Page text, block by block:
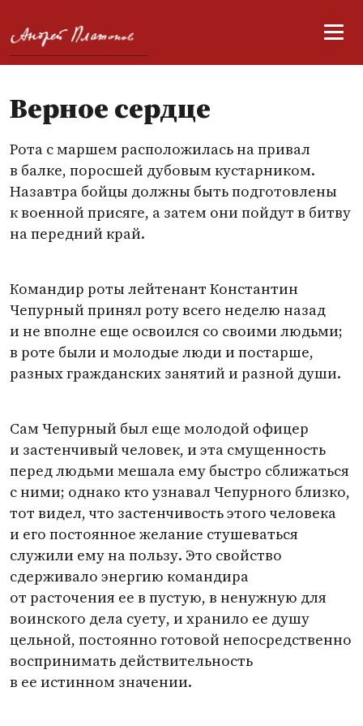
Верное сердце
Рота с маршем расположилась на привал
в балке, поросшей дубовым кустарником.
Назавтра бойцы должны быть подготовлены
к военной присяге, а затем они пойдут в битву
на передний край.
Командир роты лейтенант Константин
Чепурный принял роту всего неделю назад
и не вполне еще освоился со своими людьми;
в роте были и молодые люди и постарше,
разных гражданских занятий и разной души.
Сам Чепурный был еще молодой офицер
и застенчивый человек, и эта смущенность
перед людьми мешала ему быстро сближаться
с ними; однако кто узнавал Чепурного близко,
тот видел, что застенчивость этого человека
и его постоянное желание стушеваться
служили ему на пользу. Это свойство
сдерживало энергию командира
от расточения ее в пустую, в ненужную для
воинского дела суету, и хранило ее душу
цельной, постоянно готовой непосредственно
воспринимать действительность
в ее истинном значении.